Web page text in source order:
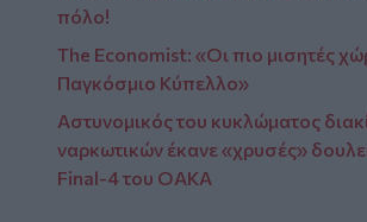
πόλο!
The Economist: «Οι πιο μισητές
Παγκόσμιο Κύπελλο»
Αστυνομικός του κυκλώματος
ναρκωτικών έκανε «χρυσές»
Final-4 του ΟΑΚΑ